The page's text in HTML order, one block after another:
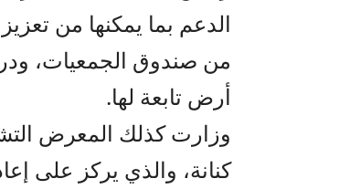
الدعم بما يمكنها من
من صندوق الجمعيات،
أرض تابعة لها.
وزارت كذلك المعرض
كنانة، والذي يركز على